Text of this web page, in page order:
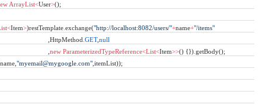
ArrayList<User>();
Item>)restTemplate. exchange("http://localhost:8082/users/"+name+"/items"
,HttpMethod GET,null
new ParameterizedTypeReference<List<Item>>() {}). getBody();
"myemail@mygoogle.com",itemList));